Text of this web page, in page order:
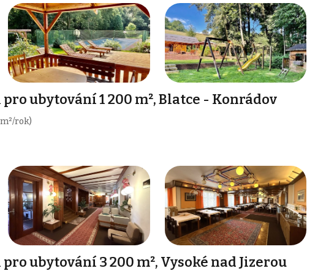
ubytování 1 200 m², Blatce - Konrádov
rok)
ubytování 3 200 m², Vysoké nad Jizerou